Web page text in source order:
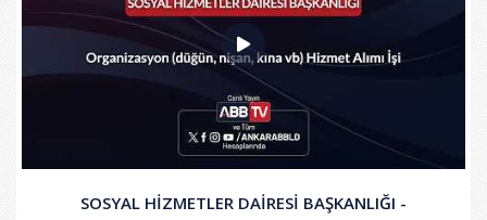
SOSYAL HİZMETLER DAİRESİ BAŞKANLIĞI -